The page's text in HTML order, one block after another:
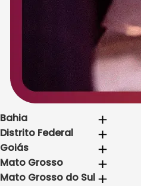
Bahia
Distrito Federal
Goiás
Mato Grosso
Mato Grosso do Sul